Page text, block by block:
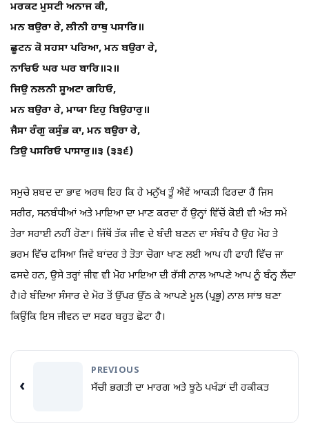
ਮਰਕਟ ਮੁਸਟੀ ਅਨਾਜ ਕੀ,
ਮਨ ਬਉਰਾ ਰੇ, ਲੀਨੀ ਹਾਥੁ ਪਸਾਰਿ॥
ਛੂਟਨ ਕੋ ਸਹਸਾ ਪਰਿਆ, ਮਨ ਬਉਰਾ ਰੇ,
ਨਾਚਿਓ ਘਰ ਘਰ ਬਾਰਿ॥੨॥
ਜਿਉ ਨਲਨੀ ਸੂਅਟਾ ਗਹਿਓ,
ਮਨ ਬਉਰਾ ਰੇ, ਮਾਯਾ ਇਹੁ ਬਿਉਹਾਰੁ॥
ਜੈਸਾ ਰੰਗੁ ਕਸੁੰਭ ਕਾ, ਮਨ ਬਉਰਾ ਰੇ,
ਤਿਉ ਪਸਰਿਓ ਪਾਸਾਰੁ॥੩ (੩੩੬)
ਸਮੁਚੇ ਸ਼ਬਦ ਦਾ ਭਾਵ ਅਰਥ ਇਹ ਕਿ ਹੇ ਮਨੁੱਖ ਤੂੰ ਐਵੇਂ ਆਕੜੀ ਫਿਰਦਾ ਹੈਂ ਜਿਸ
ਸਰੀਰ, ਸਨਬੰਧੀਆਂ ਅਤੇ ਮਾਇਆ ਦਾ ਮਾਣ ਕਰਦਾ ਹੈਂ ਉਨ੍ਹਾਂ ਵਿੱਚੋਂ ਕੋਈ ਵੀ ਅੰਤ ਸਮੇਂ
ਤੇਰਾ ਸਹਾਈ ਨਹੀਂ ਹੋਣਾ। ਜਿੱਥੋਂ ਤੱਕ ਜੀਵ ਦੇ ਬੰਦੀ ਬਣਨ ਦਾ ਸੰਬੰਧ ਹੈ ਉਹ ਮੋਹ ਤੇ
ਭਰਮ ਵਿੱਚ ਫਸਿਆ ਜਿਵੇਂ ਬਾਂਦਰ ਤੇ ਤੋਤਾ ਚੋਗਾ ਖਾਣ ਲਈ ਆਪ ਹੀ ਫਾਹੀ ਵਿੱਚ ਜਾ
ਫਸਦੇ ਹਨ, ਉਸੇ ਤਰ੍ਹਾਂ ਜੀਵ ਵੀ ਮੋਹ ਮਾਇਆ ਦੀ ਰੱਸੀ ਨਾਲ ਆਪਣੇ ਆਪ ਨੂੰ ਬੰਨ੍ਹ ਲੈਂਦਾ
ਹੈ।ਹੇ ਬੰਦਿਆ ਸੰਸਾਰ ਦੇ ਮੋਹ ਤੋਂ ਉੱਪਰ ਉੱਠ ਕੇ ਆਪਣੇ ਮੂਲ (ਪ੍ਰਭੂ) ਨਾਲ ਸਾਂਝ ਬਣਾ
ਕਿਉਂਕਿ ਇਸ ਜੀਵਨ ਦਾ ਸਫਰ ਬਹੁਤ ਛੋਟਾ ਹੈ।
‹
PREVIOUS
ਸੱਚੀ ਭਗਤੀ ਦਾ ਮਾਰਗ ਅਤੇ ਝੂਠੇ ਪਖੰਡਾਂ ਦੀ ਹਕੀਕਤ